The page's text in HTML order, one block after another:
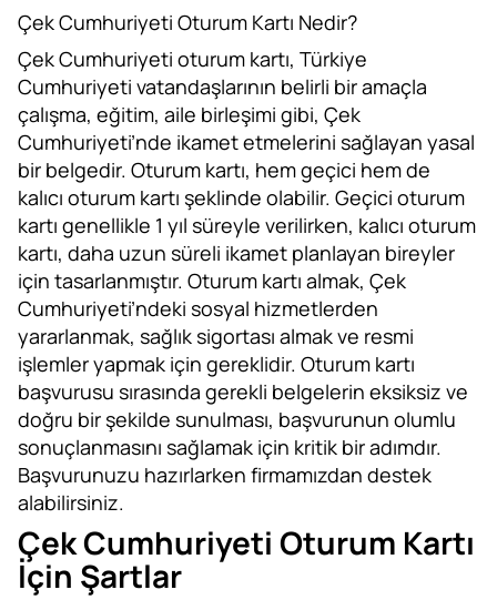
Çek Cumhuriyeti Oturum Kartı Nedir?
Çek Cumhuriyeti oturum kartı, Türkiye
Cumhuriyeti vatandaşlarının belirli bir amaçla
çalışma, eğitim, aile birleşimi gibi, Çek
Cumhuriyeti’nde ikamet etmelerini sağlayan yasal
bir belgedir. Oturum kartı, hem geçici hem de
kalıcı oturum kartı şeklinde olabilir. Geçici oturum
kartı genellikle 1 yıl süreyle verilirken, kalıcı oturum
kartı, daha uzun süreli ikamet planlayan bireyler
için tasarlanmıştır. Oturum kartı almak, Çek
Cumhuriyeti’ndeki sosyal hizmetlerden
yararlanmak, sağlık sigortası almak ve resmi
işlemler yapmak için gereklidir. Oturum kartı
başvurusu sırasında gerekli belgelerin eksiksiz ve
doğru bir şekilde sunulması, başvurunun olumlu
sonuçlanmasını sağlamak için kritik bir adımdır.
Başvurunuzu hazırlarken firmamızdan destek
alabilirsiniz.
Çek Cumhuriyeti Oturum Kartı
İçin Şartlar